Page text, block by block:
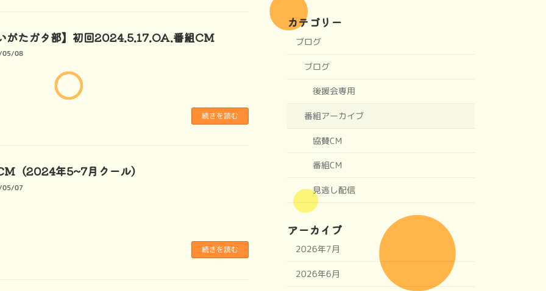
いがたガタ部】初回2024.5.17.OA.番組CM
05/08
続きを読む
（2024年5~7月クール）
05/07
続きを読む
カテゴリー
ブログ
ブログ
後援会専用
番組アーカイブ
協賛CM
番組CM
見逃し配信
アーカイブ
2026年7月
2026年6月